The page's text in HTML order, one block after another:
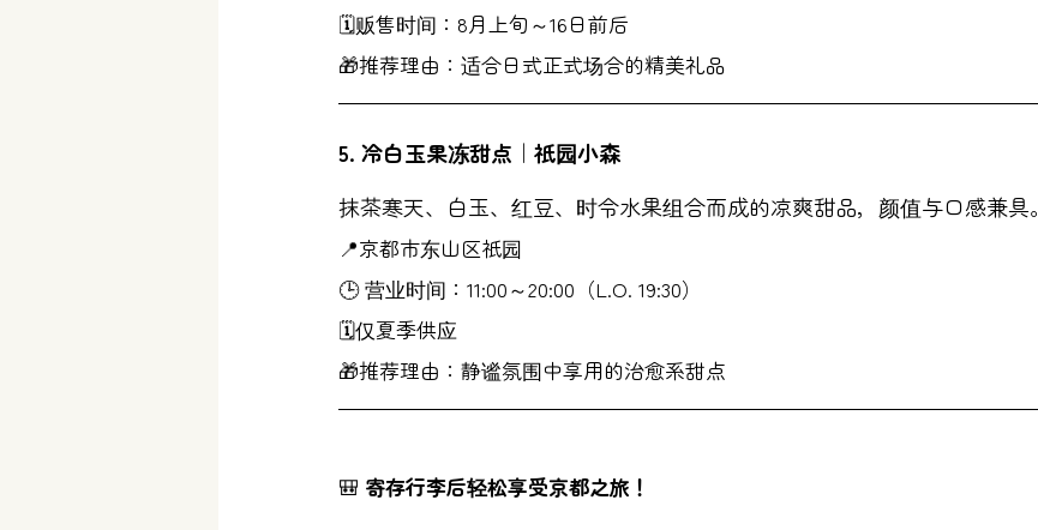
🗓贩售时间：8月上旬～16日前后
🎁推荐理由：适合日式正式场合的精美礼品
5. 冷白玉果冻甜点｜祇园小森
抹茶寒天、白玉、红豆、时令水果组合而成的凉爽甜品，颜值与口感兼具。
📍京都市东山区祇园
🕒 营业时间：11:00～20:00（L.O. 19:30）
🗓仅夏季供应
🎁推荐理由：静谧氛围中享用的治愈系甜点
🎒 寄存行李后轻松享受京都之旅！